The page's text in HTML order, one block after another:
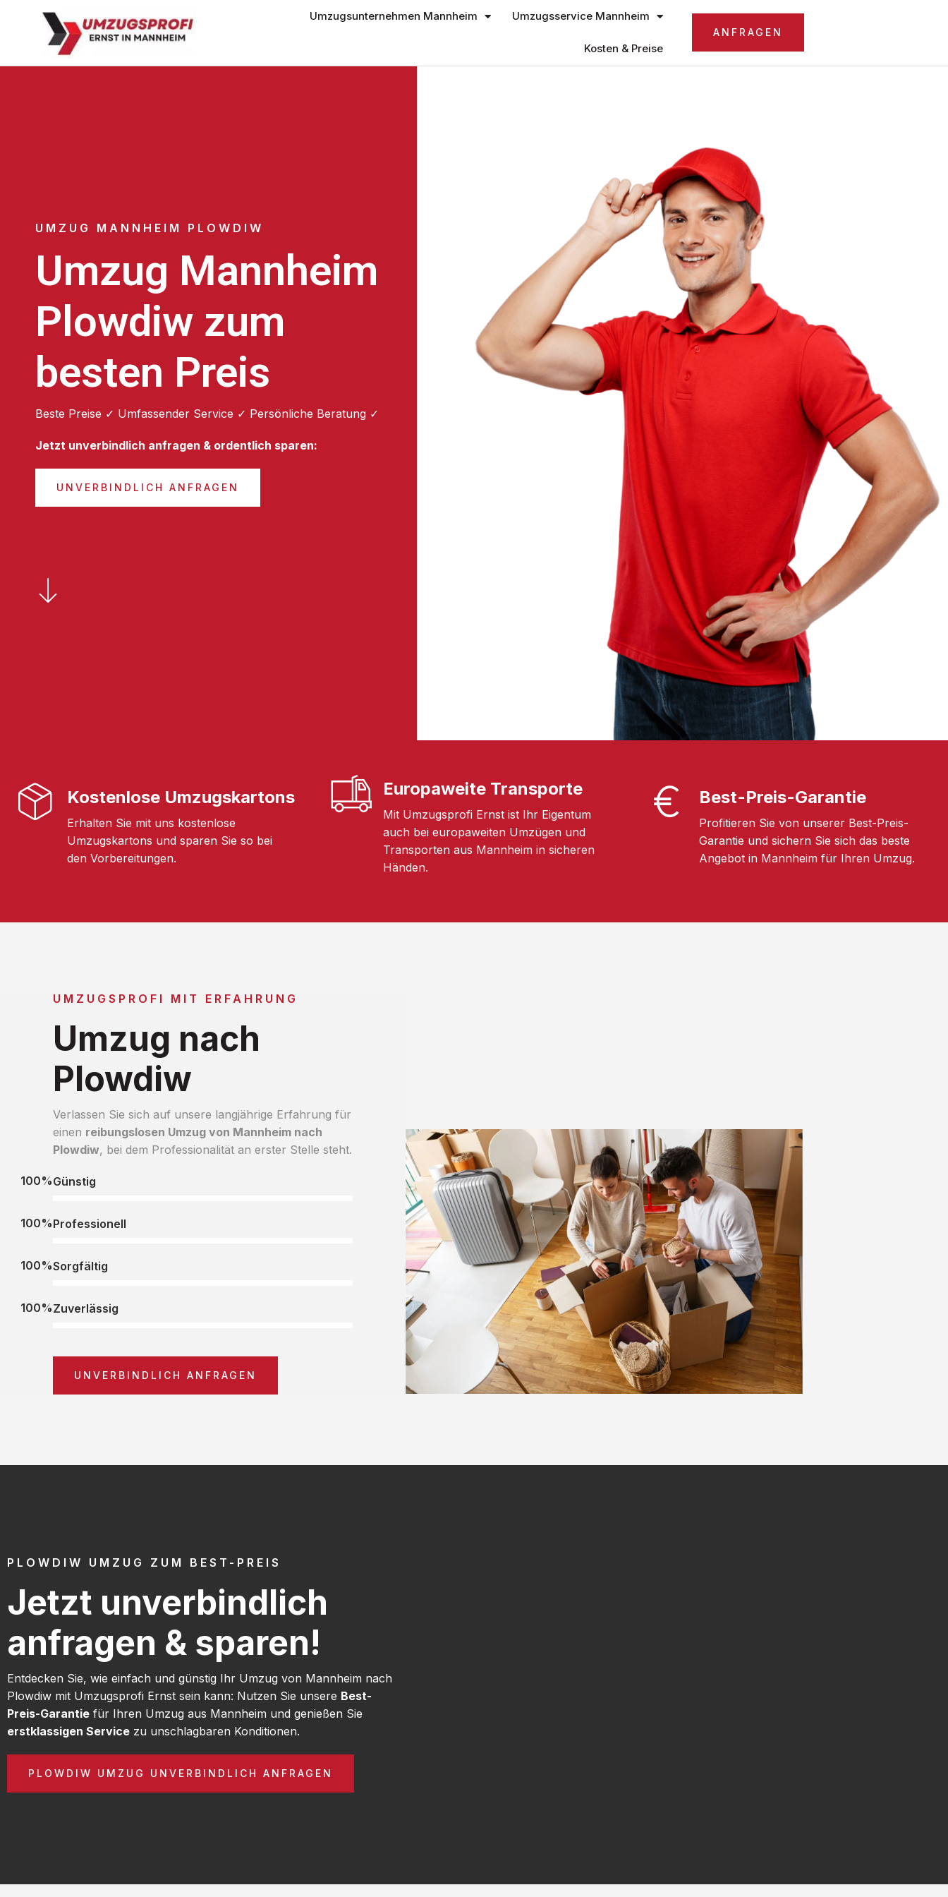
Umzugsunternehmen Mannheim Umzugsservice Mannheim
Kosten & Preise
ANFRAGEN
UMZUG MANNHEIM PLOWDIW
Umzug Mannheim
Plowdiw zum
besten Preis
Beste Preise ✓ Umfassender Service ✓ Persönliche Beratung ✓
Jetzt unverbindlich anfragen & ordentlich sparen:
UNVERBINDLICH ANFRAGEN
Kostenlose Umzugskartons
Erhalten Sie mit uns kostenlose
Umzugskartons und sparen Sie so bei
den Vorbereitungen.
Europaweite Transporte
Mit Umzugsprofi Ernst ist Ihr Eigentum
auch bei europaweiten Umzügen und
Transporten aus Mannheim in sicheren
Händen.
Best-Preis-Garantie
Profitieren Sie von unserer Best-Preis-
Garantie und sichern Sie sich das beste
Angebot in Mannheim für Ihren Umzug.
UMZUGSPROFI MIT ERFAHRUNG
Umzug nach
Plowdiw
Verlassen Sie sich auf unsere langjährige Erfahrung für
einen reibungslosen Umzug von Mannheim nach
Plowdiw, bei dem Professionalität an erster Stelle steht.
Günstig
100%
Professionell
100%
Sorgfältig
100%
Zuverlässig
100%
UNVERBINDLICH ANFRAGEN
PLOWDIW UMZUG ZUM BEST-PREIS
Jetzt unverbindlich
anfragen & sparen!
Entdecken Sie, wie einfach und günstig Ihr Umzug von Mannheim nach
Plowdiw mit Umzugsprofi Ernst sein kann: Nutzen Sie unsere Best-
Preis-Garantie für Ihren Umzug aus Mannheim und genießen Sie
erstklassigen Service zu unschlagbaren Konditionen.
PLOWDIW UMZUG UNVERBINDLICH ANFRAGEN